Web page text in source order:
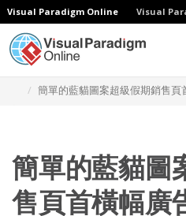
Visual Paradigm Online Visual
簡單的藍貓圖案超級假期銷售頁
簡單的藍貓圖
售頁首橫幅廣